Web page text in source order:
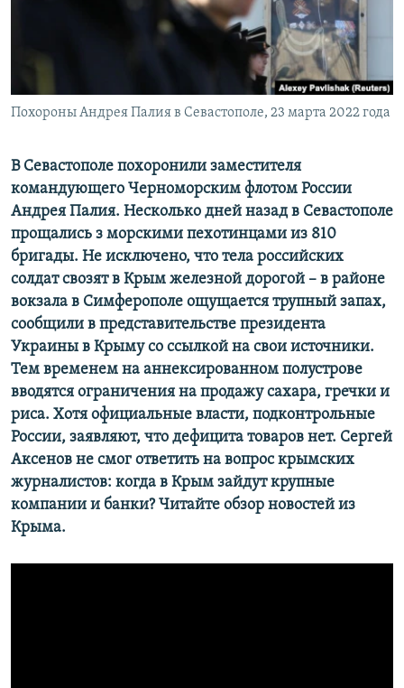
УКРАИНСКАЯ ПРОБЛЕМА КРЫМА
Похороны Андрея Палия в Севастополе, 23 марта 2022 года
В Севастополе похоронили заместителя
командующего Черноморским флотом России
Андрея Палия. Несколько дней назад в Севастополе
прощались з морскими пехотинцами из 810
бригады. Не исключено, что тела российских
солдат свозят в Крым железной дорогой – в районе
вокзала в Симферополе ощущается трупный запах,
сообщили в представительстве президента
Украины в Крыму со ссылкой на свои источники.
Тем временем на аннексированном полустрове
вводятся ограничения на продажу сахара, гречки и
риса. Хотя официальные власти, подконтрольные
России, заявляют, что дефицита товаров нет. Сергей
Аксенов не смог ответить на вопрос крымских
журналистов: когда в Крым зайдут крупные
компании и банки? Читайте обзор новостей из
Крыма.